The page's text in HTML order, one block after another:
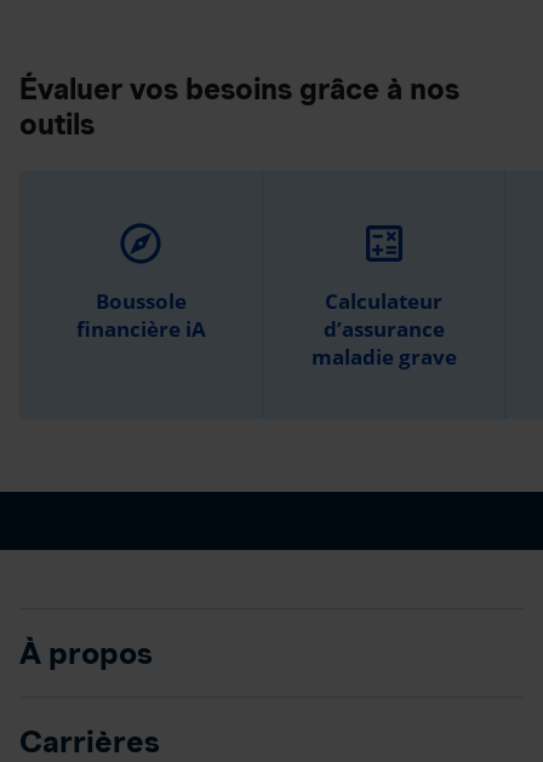
Évaluer vos besoins grâce à nos
outils
explore
Boussole
financière iA
calculate
Calculateur
d’assurance
maladie grave
À propos
Carrières